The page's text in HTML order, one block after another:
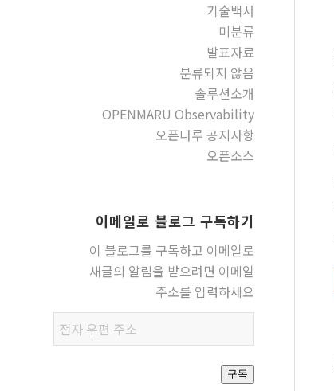
기술백서
미분류
발표자료
분류되지 않음
솔루션소개
OPENMARU Observability
오픈나루 공지사항
오픈소스
이메일로 블로그 구독하기
이 블로그를 구독하고 이메일로
새글의 알림을 받으려면 이메일
주소를 입력하세요
우편
주소
구독